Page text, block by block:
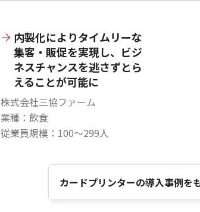
内製化によりタイムリーな
集客・販促を実現し、ビジ
ネスチャンスを逃さずとら
えることが可能に
株式会社三協ファーム
業種：飲食
従業員規模：100～299人
カードプリンターの導入事例を